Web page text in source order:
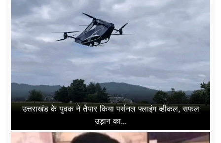
उत्तराखंड के युवक ने तैयार किया पर्सनल फ्लाइंग व्हीकल, सफल
उड़ान का...